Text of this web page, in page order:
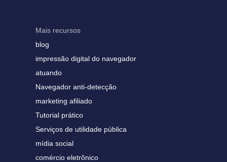
Mais recursos
blog
impressão digital do navegador
atuando
Navegador anti-detecção
marketing afiliado
Tutorial prático
Serviços de utilidade pública
mídia social
comércio eletrônico